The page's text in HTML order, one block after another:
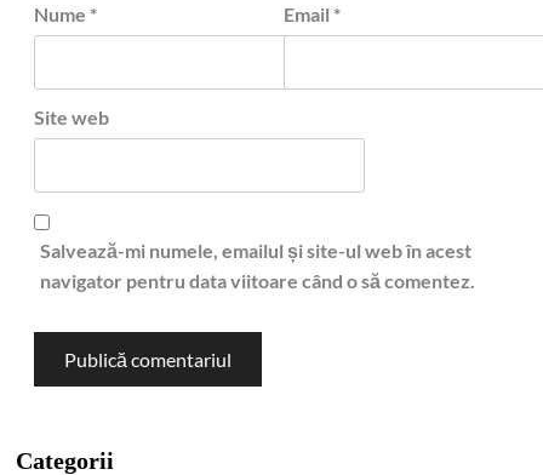
Nume * Email *
Site web
Salvează-mi numele, emailul și site-ul web în acest
navigator pentru data viitoare când o să comentez.
Categorii